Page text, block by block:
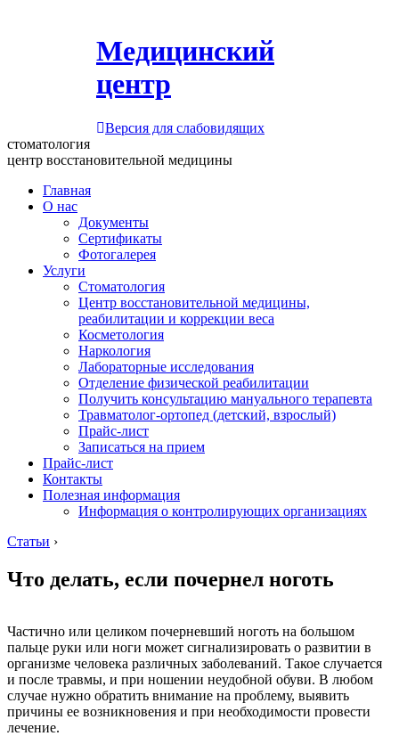
Медицинский
центр
Версия для слабовидящих
стоматология
центр восстановительной медицины
Главная
О нас
Документы
Сертификаты
Фотогалерея
Услуги
Стоматология
Центр восстановительной медицины,
реабилитации и коррекции веса
Косметология
Наркология
Лабораторные исследования
Отделение физической реабилитации
Получить консультацию мануального терапевта
Травматолог-ортопед (детский, взрослый)
Прайс-лист
Записаться на прием
Прайс-лист
Контакты
Полезная информация
Информация о контролирующих организациях
Статьи ›
Что делать, если почернел ноготь
Частично или целиком почерневший ноготь на большом
пальце руки или ноги может сигнализировать о развитии в
организме человека различных заболеваний. Такое случается
и после травмы, и при ношении неудобной обуви. В любом
случае нужно обратить внимание на проблему, выявить
причины ее возникновения и при необходимости провести
лечение.